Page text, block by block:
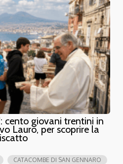
cento giovani trentini in
Lauro, per scoprire la
CATACOMBE DI SAN GENNARO